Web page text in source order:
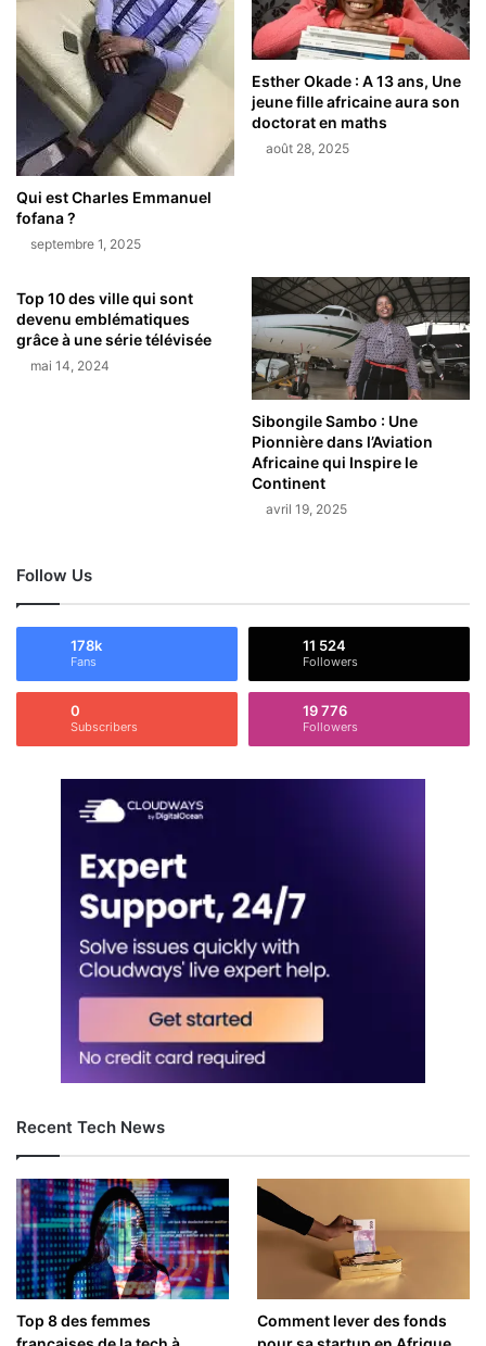
Qui est Charles Emmanuel
fofana ?
septembre 1, 2025
Esther Okade : A 13 ans, Une
jeune fille africaine aura son
doctorat en maths
août 28, 2025
Top 10 des ville qui sont
devenu emblématiques
grâce à une série télévisée
mai 14, 2024
Sibongile Sambo : Une
Pionnière dans l’Aviation
Africaine qui Inspire le
Continent
avril 19, 2025
Follow Us
178k
Fans
11 524
Followers
0
Subscribers
19 776
Followers
Recent Tech News
Top 8 des femmes
Comment lever des fonds